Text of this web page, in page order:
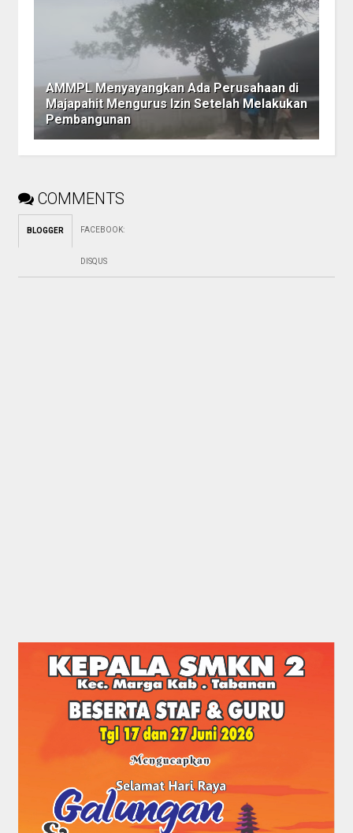
AMMPL Menyayangkan Ada Perusahaan di
Majapahit Mengurus Izin Setelah Melakukan
Pembangunan
COMMENTS
BLOGGER FACEBOOK:
DISQUS